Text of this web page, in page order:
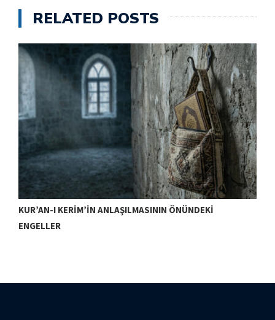
RELATED POSTS
KUR’AN-I KERIM’IN ANLAŞILMASININ ÖNÜNDEKI
ENGELLER